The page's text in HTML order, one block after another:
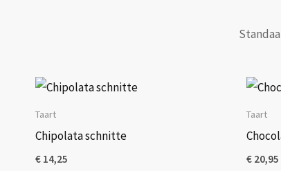
Taart
Chipolata schnitte
€ 14,25
Taart
€ 20,95